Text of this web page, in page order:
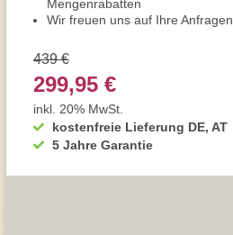
Mengenrabatten
Wir freuen uns auf Ihre Anfragen
kostenfreie Lieferung DE, AT
5 Jahre Garantie
439 €
299,95 €
inkl. 20% MwSt.